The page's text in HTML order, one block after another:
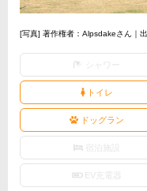
[写真] 著作権者：Alpsdakeさん｜出
トイレ
ドッグラン
宿泊施設
EV充電器